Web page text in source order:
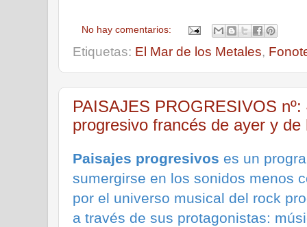
No hay comentarios:
Etiquetas: El Mar de los Metales,
PAISAJES PROGRESIVOS
progresivo francés de ayer y de
Paisajes progresivos es un
sumergirse en los sonidos menos
por el universo musical del rock
a través de sus protagonistas: